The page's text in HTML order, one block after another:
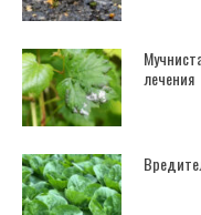
лечения